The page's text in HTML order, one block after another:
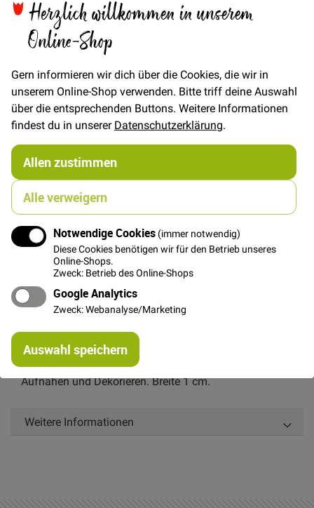
Herzlich willkommen in unserem
Online-Shop
Gern informieren wir dich über die Cookies, die wir in
unserem Online-Shop verwenden. Bitte triff deine Auswahl
über die entsprechenden Buttons. Weitere Informationen
findest du in unsererDatenschutzerklärung.
Allen zustimmen
Alle verweigern
Notwendige Cookies (immer notwendig)
Diese Cookies benötigen wir für den Betrieb unseres
Online-Shops.
Zweck: Betrieb des Online-Shops
Google Analytics
Zweck: Webanalyse/Marketing
Auswahl speichern
Bildgalerie
springen
Webband Zick-Zack
10mm - Weiss/Blau
VerfügbarkeitAuf Lager
0,80 €
€/METER(Freie Eingabe)
Menge
In den Warenkorb
Weiß-blaues Band mit Zick-Zack-Muster zum
Aufnähen und Dekorieren. Breite 1 cm.
Weitere Informationen